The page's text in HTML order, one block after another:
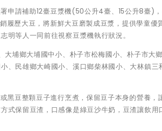
申請補助12臺豆漿機(50公升4臺、15公升8臺)
履歷大豆，將新鮮大豆磨製成豆漿，提供學童優
明等人一同前往視察豆漿機執行狀況。
埔鄉大埔國中小、朴子市松梅國小、朴子市大
、民雄鄉大崎國小、溪口鄉柴林國小、大林鎮三
黑豆整顆豆子進行烹煮，保留豆子本身的營養，
式保留豆渣，口感像是綠豆沙牛奶，豆渣讓飲用